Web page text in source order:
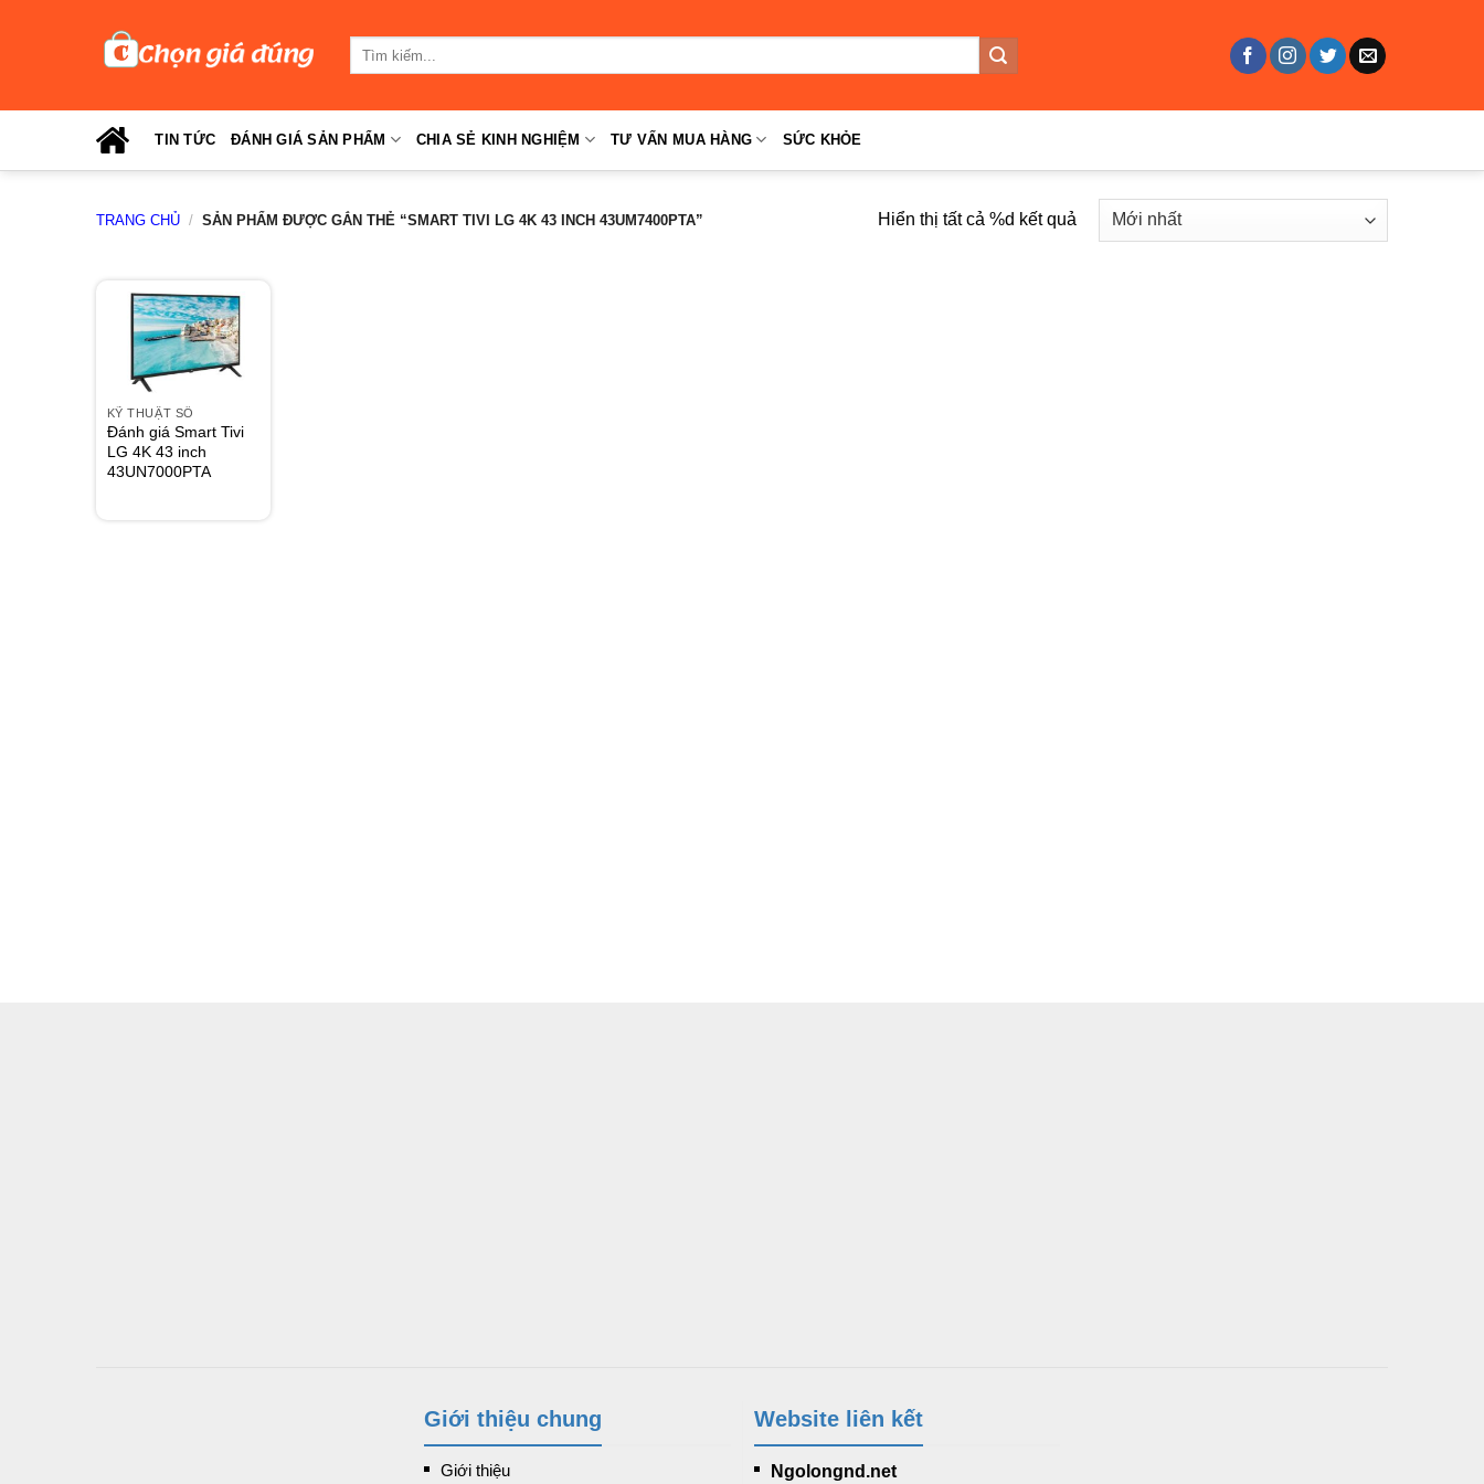
TIN TỨC ĐÁNH GIÁ SẢN PHẨM CHIA SẺ KINH NGHIỆM TƯ VẤN MUA HÀNG SỨC KHỎE
TRANG CHỦ / SẢN PHẨM ĐƯỢC GẮN THẺ “SMART TIVI LG 4K 43 INCH 43UM7400PTA” Hiển thị tất cả %d kết quả
KỸ THUẬT SỐ
Đánh giá Smart Tivi
LG 4K 43 inch
43UN7000PTA
Giới thiệu chung
Giới thiệu
Website liên kết
Ngolongnd.net